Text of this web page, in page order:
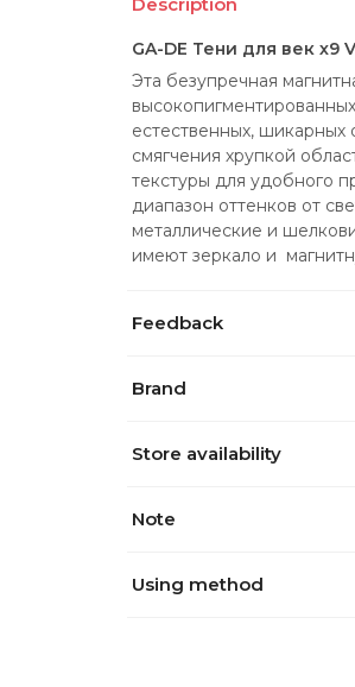
GA-DE Тени для век х9
Эта безупречная
естественных,
смягчения хрупкой
текстуры для удобного
диапазон оттенков от
металлические и
имеют зеркало и
Feedback
Brand
Store availability
Note
Using method